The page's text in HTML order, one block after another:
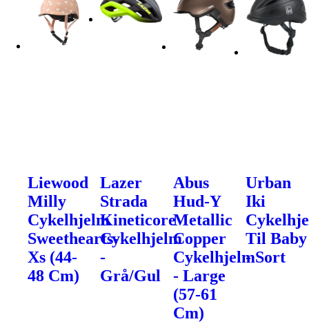
Liewood
Milly
Cykelhjelm
Sweethearts-
Xs (44-
48 Cm)
Lazer
Strada
Kineticore
Cykelhjelm
-
Grå/Gul
Abus
Hud-Y
Metallic
Copper
Cykelhjelm
- Large
(57-61
Cm)
Urban
Iki
Til Baby
- Sort